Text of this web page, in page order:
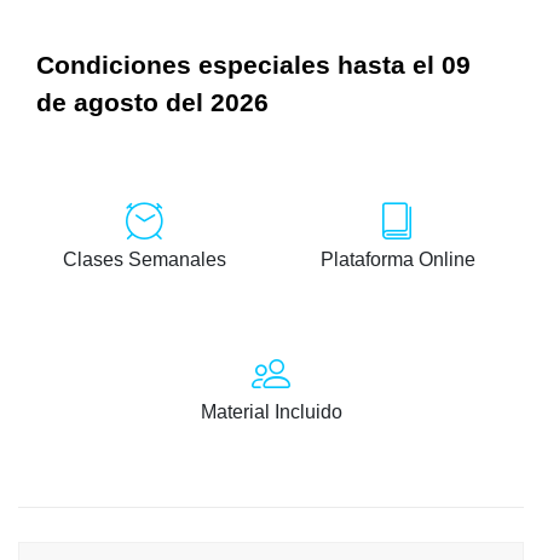
Condiciones especiales hasta el 09
de agosto del 2026
Clases Semanales Plataforma Online
Material Incluido